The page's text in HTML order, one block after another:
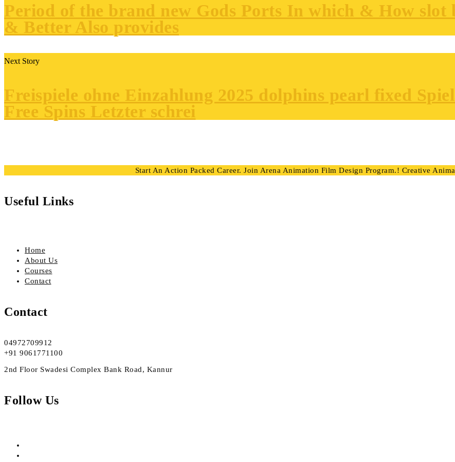
Period of the brand new Gods Ports In which & How slot
& Better Also provides
Next Story
Freispiele ohne Einzahlung 2025 dolphins pearl fixed
Free Spins Letzter schrei
Start An Action Packed Career. Join Arena Animation Film Design Program.! Creative
Useful Links
Home
About Us
Courses
Contact
Contact
04972709912
+91 9061771100
2nd Floor Swadesi Complex Bank Road, Kannur
Follow Us